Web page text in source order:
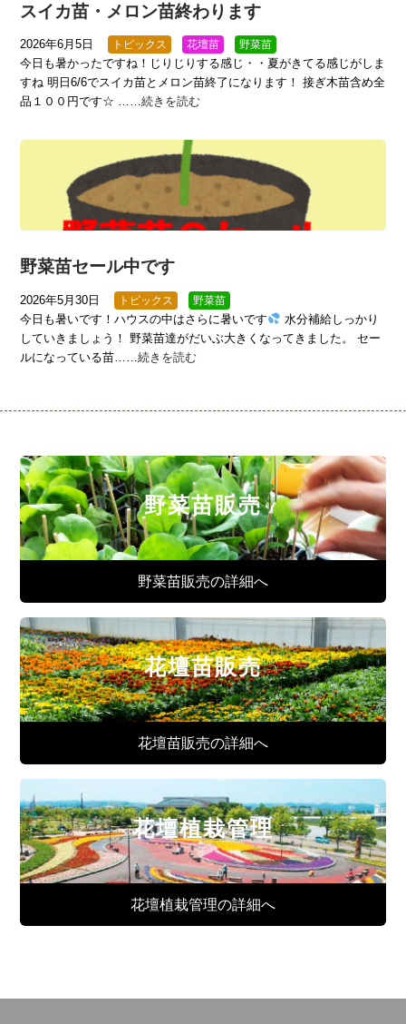
スイカ苗・メロン苗終わります
2026年6月5日 トピックス 花壇苗 野菜苗
今日も暑かったですね！じりじりする感じ・・夏がきてる感じがしま
すね 明日6/6でスイカ苗とメロン苗終了になります！ 接ぎ木苗含め全
品１００円です☆ ……続きを読む
野菜苗セール中です
2026年5月30日 トピックス 野菜苗
今日も暑いです！ハウスの中はさらに暑いです
水分補給しっかり
していきましょう！ 野菜苗達がだいぶ大きくなってきました。 セー
ルになっている苗……続きを読む
野菜苗販売
野菜苗販売の詳細へ
花壇苗販売
花壇苗販売の詳細へ
花壇植栽管理
花壇植栽管理の詳細へ